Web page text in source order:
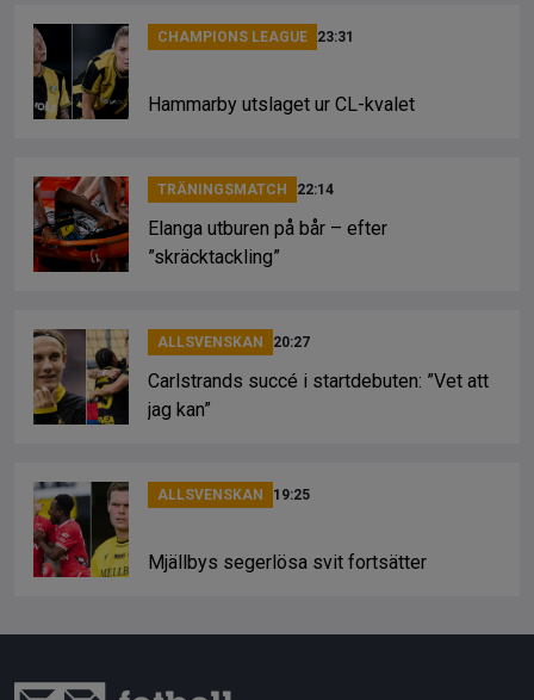
CHAMPIONS LEAGUE 23:31
Hammarby utslaget ur CL-kvalet
TRÄNINGSMATCH 22:14
Elanga utburen på bår – efter
”skräcktackling”
ALLSVENSKAN 20:27
Carlstrands succé i startdebuten: ”Vet att
jag kan”
ALLSVENSKAN 19:25
Mjällbys segerlösa svit fortsätter